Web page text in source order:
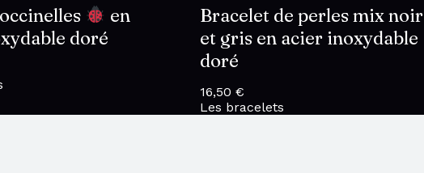
en
doré
Bracelet de perles mix noir
et gris en acier inoxydable
doré
16,50 €
Les bracelets